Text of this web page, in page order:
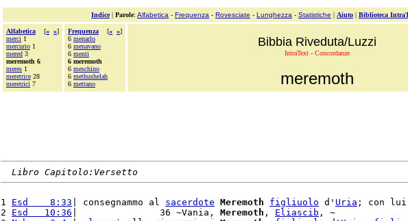
Indice| Parole: Alfabetica - Frequenza - Rovesciate - Lunghezza - Statistiche | Aiuto | Biblioteca
Alfabetica [« »]
merci 1
mercurio 1
mered 3
meremoth 6
meres 1
meretrice 28
meretrici 7
Frequenza [« »]
6 menarlo
6 menavano
6 menti
6 meremoth
6 meschino
6 methushelah
6 mettano
Bibbia Riveduta/Luzzi
IntraText - Concordanze
meremoth
Libro Capitolo:Versetto
1 Esd    8:33 | consegnammo al sacerdote Meremoth figliuolo d' Uria ; con lui
2 Esd   10:36 |               36 ~Vania, Meremoth , Eliascib , ~